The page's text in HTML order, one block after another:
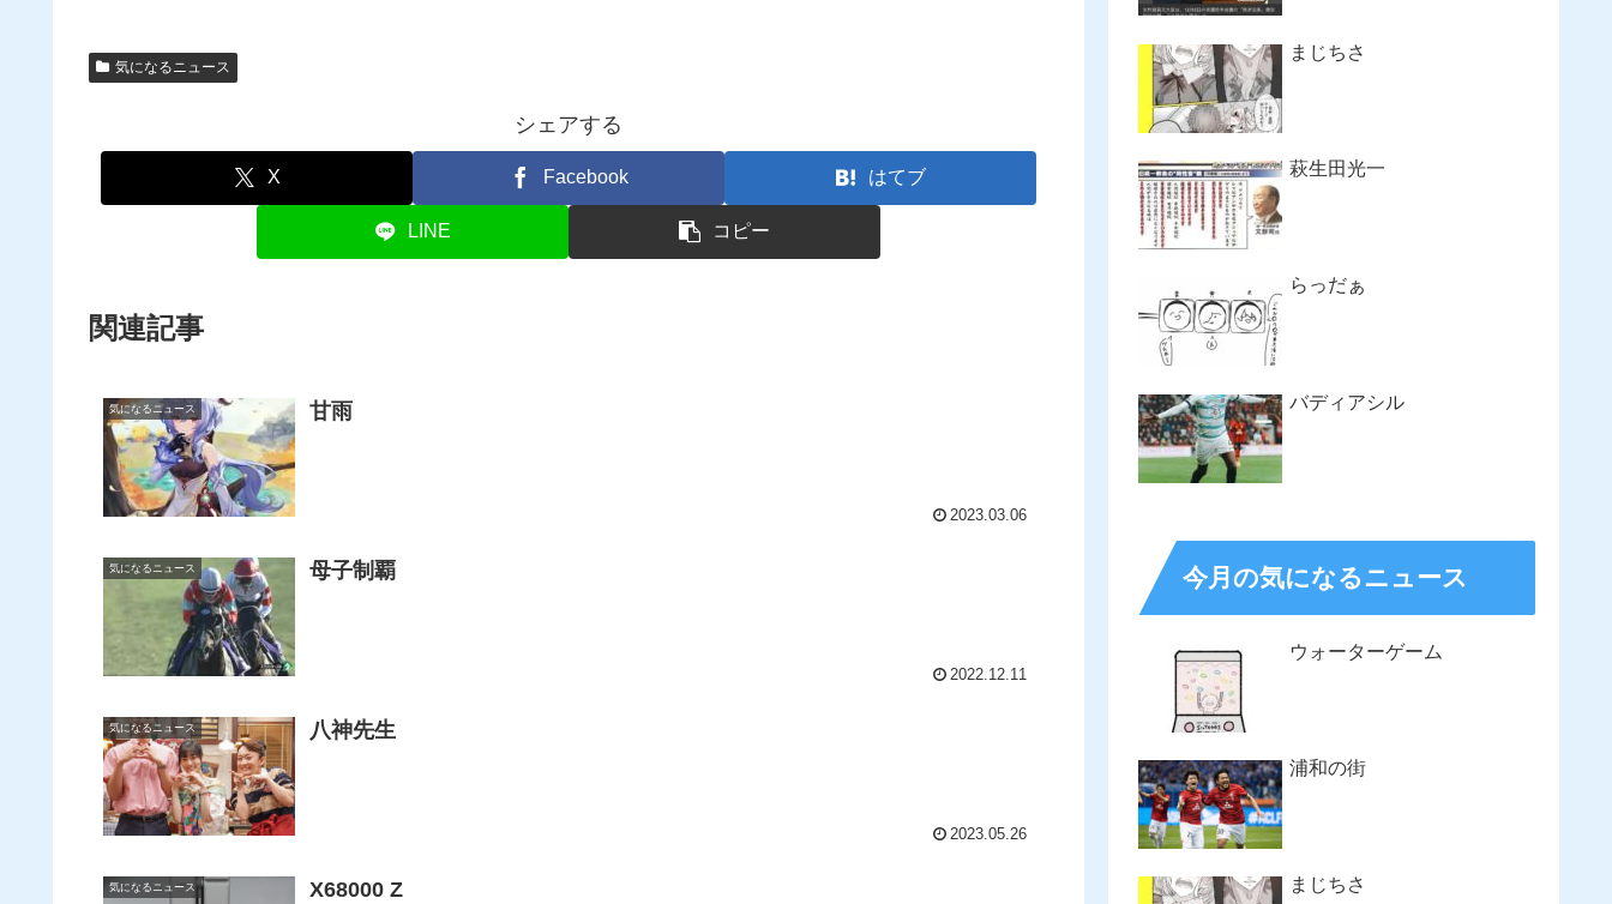
気になるニュース
シェアする
X Facebook はてブ
LINE コピー
関連記事
気になるニュース 甘雨
2023.03.06
気になるニュース 母子制覇
2022.12.11
気になるニュース 八神先生
2023.05.26
気になるニュース X68000 Z
まじちさ
萩生田光一
らっだぁ
バディアシル
今月の気になるニュース
ウォーターゲーム
浦和の街
まじちさ